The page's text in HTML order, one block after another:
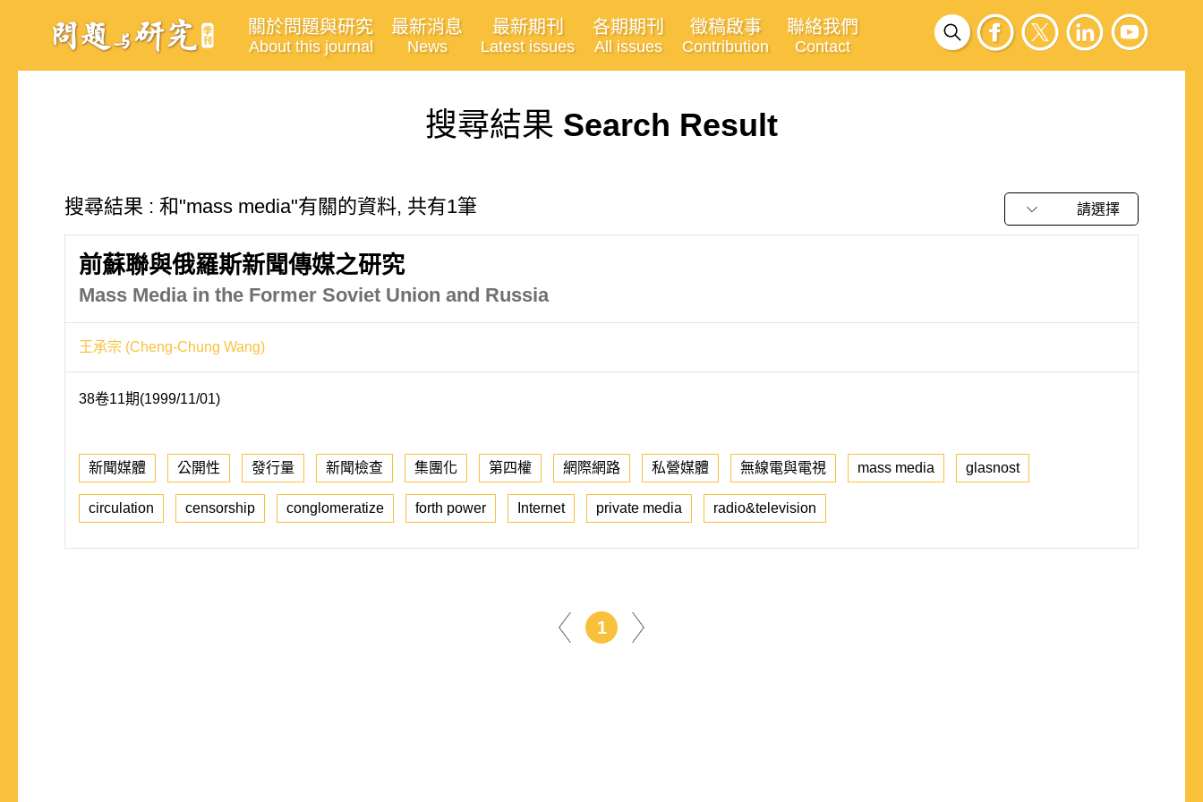
關於問題與研究
About this journal
最新消息
News
最新期刊
Latest issues
各期期刊
All issues
徵稿啟事
Contribution
聯絡我們
Contact
搜尋結果 Search Result
搜尋結果 : 和"mass media"有關的資料, 共有1筆 請選擇
前蘇聯與俄羅斯新聞傳媒之研究
Mass Media in the Former Soviet Union and Russia
王承宗 (Cheng-Chung Wang)
38卷11期(1999/11/01)
新聞媒體 公開性 發行量 新聞檢查 集團化 第四權 網際網路 私營媒體 無線電與電視 mass media glasnost
circulation censorship conglomeratize forth power Internet private media radio&television
1